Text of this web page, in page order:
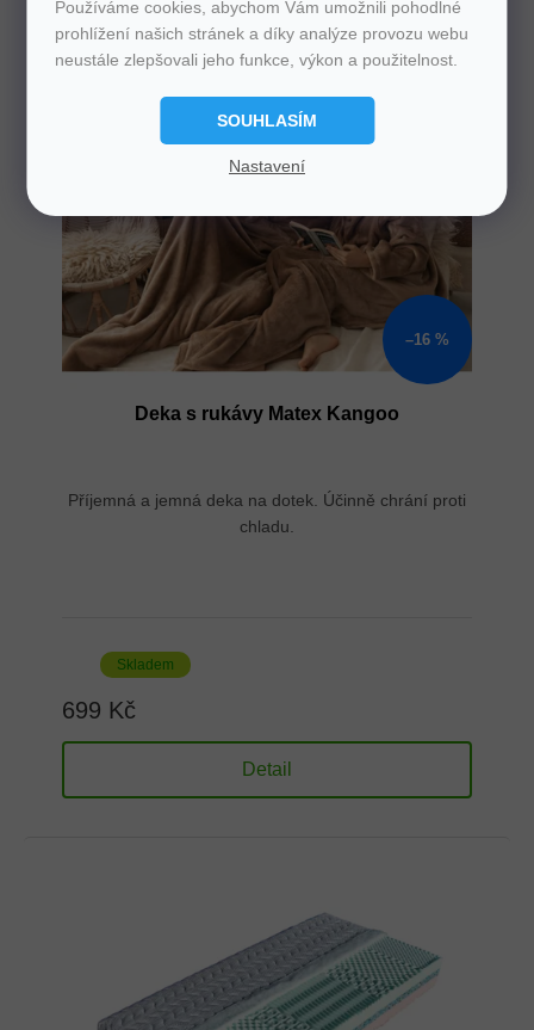
Používáme cookies, abychom Vám umožnili pohodlné
prohlížení našich stránek a díky analýze provozu webu
neustále zlepšovali jeho funkce, výkon a použitelnost.
SOUHLASÍM
Nastavení
–16 %
Deka s rukávy Matex Kangoo
Příjemná a jemná deka na dotek. Účinně chrání proti
chladu.
Skladem
699 Kč
Detail